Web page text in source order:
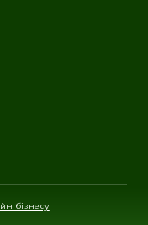
бізнесу